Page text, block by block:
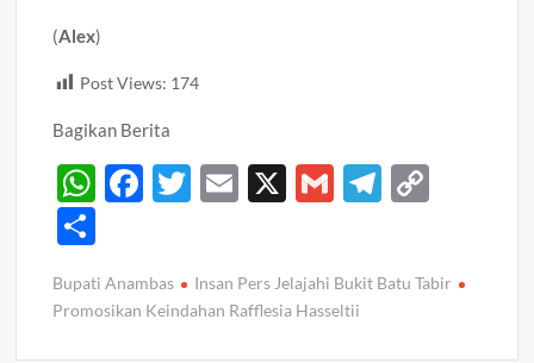
(Alex)
Post Views: 174
Bagikan Berita
W
s
F
b
T
er
E
X
G
T
gr y
ar
Bupati Anambas
Insan Pers Jelajahi Bukit Batu Tabir
Promosikan Keindahan Rafflesia Hasseltii